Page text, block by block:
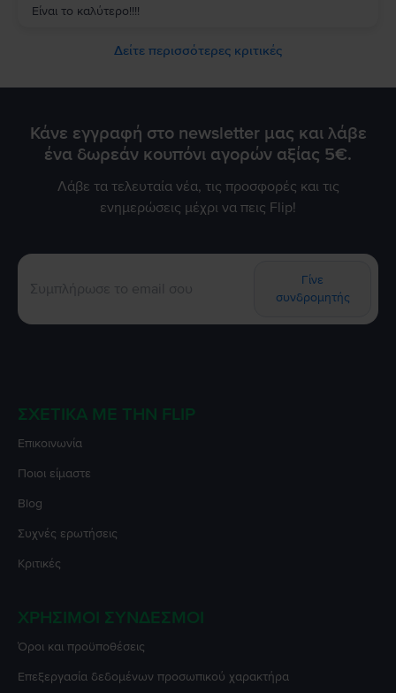
Είναι το καλύτερο!!!!
Δείτε περισσότερες κριτικές
Κάνε εγγραφή στο newsletter μας και λάβε
ένα δωρεάν κουπόνι αγορών αξίας 5€.
Λάβε τα τελευταία νέα, τις προσφορές και τις
ενημερώσεις μέχρι να πεις Flip!
Γίνε
συνδρομητής
ΣΧΕΤΙΚΆ ΜΕ ΤΗΝ FLIP
Επικοινωνία
Ποιοι είμαστε
Blog
Συχνές ερωτήσεις
Κριτικές
ΧΡΉΣΙΜΟΙ ΣΎΝΔΕΣΜΟΙ
Όροι και προϋποθέσεις
Επεξεργασία δεδομένων προσωπικού χαρακτήρα